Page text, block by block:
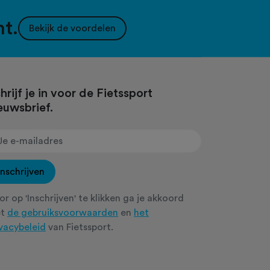
Bekijk de voordelen
je in voor de Fietssport
Inschrijven
op 'Inschrijven' te klikken ga je akkoord
de gebruiksvoorwaarden en het
van Fietssport.